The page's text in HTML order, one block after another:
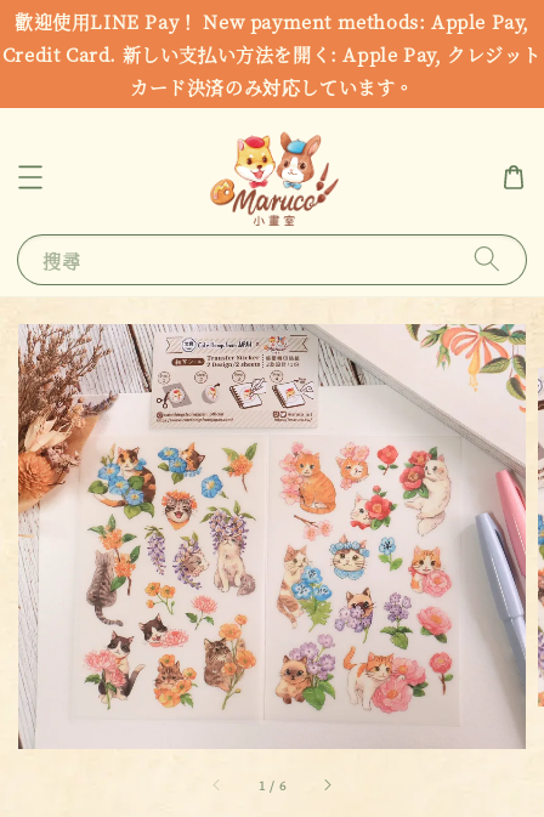
歡迎使用LINE Pay！ New payment methods: Apple Pay,
Credit Card. 新しい支払い方法を開く: Apple Pay, クレジット
カード決済のみ対応しています。
搜尋
1 / 6